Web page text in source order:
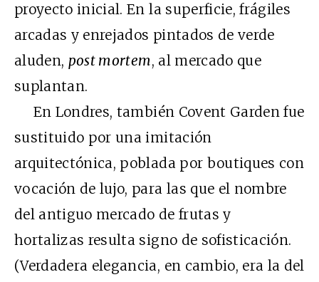
proyecto inicial. En la superficie, frágiles
arcadas y enrejados pintados de verde
aluden, post mortem, al mercado que
suplantan.
En Londres, también Covent Garden fue
sustituido por una imitación
arquitectónica, poblada por boutiques con
vocación de lujo, para las que el nombre
del antiguo mercado de frutas y
hortalizas resulta signo de sofisticación.
(Verdadera elegancia, en cambio, era la del